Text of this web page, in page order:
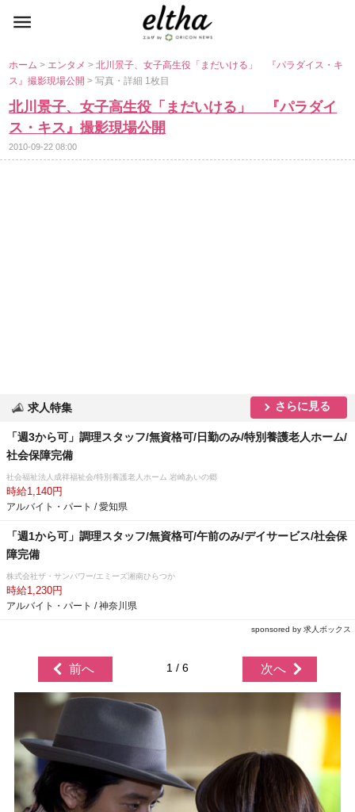
ホーム> エンタメ>北川景子、女子高生役「まだいける」 『パラダイス・キ
ス』撮影現場公開> 写真・詳細 1枚目
北川景子、女子高生役「まだいける」 『パラダイ
ス・キス』撮影現場公開
2010-09-22 08:00
求人特集 さらに見る
「週3から可」調理スタッフ/無資格可/日勤のみ/特別養護老人ホーム/
社会保障完備
社会福祉法人成祥福祉会/特別養護老人ホーム 岩崎あいの郷
時給1,140円
アルバイト・パート / 愛知県
「週1から可」調理スタッフ/無資格可/午前のみ/デイサービス/社会保
障完備
株式会社ザ・サンパワー/エミーズ湘南ひらつか
時給1,230円
アルバイト・パート / 神奈川県
sponsored by 求人ボックス
前へ 1 / 6 次へ